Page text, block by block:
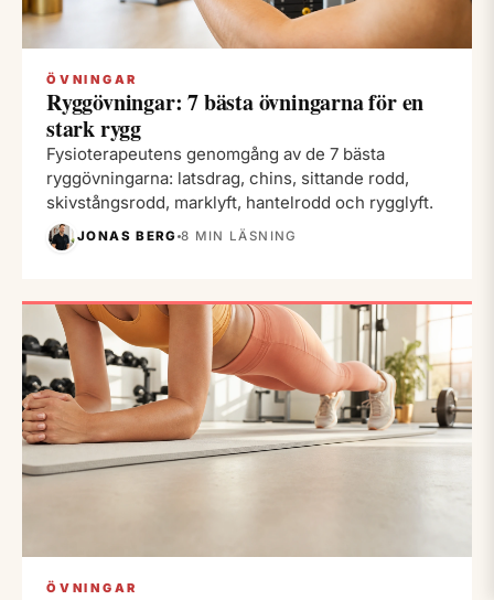
ÖVNINGAR
Ryggövningar: 7 bästa övningarna för en
stark rygg
Fysioterapeutens genomgång av de 7 bästa
ryggövningarna: latsdrag, chins, sittande rodd,
skivstångsrodd, marklyft, hantelrodd och rygglyft.
JONAS BERG 8 MIN LÄSNING
ÖVNINGAR